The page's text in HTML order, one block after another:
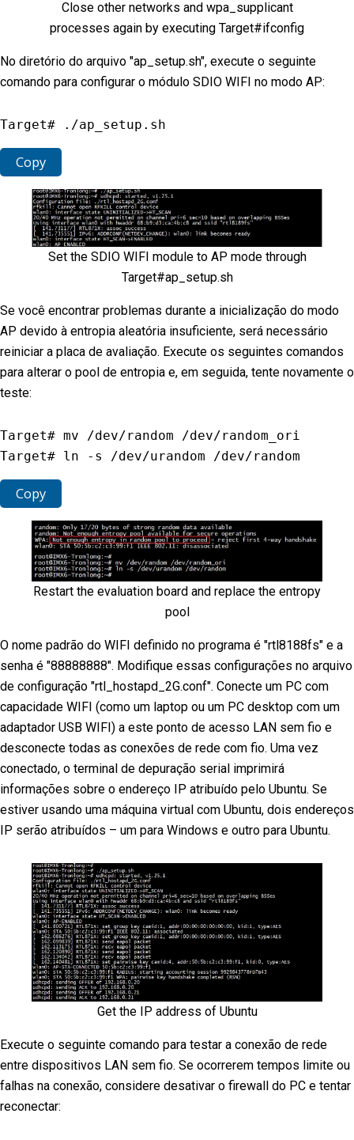
Close other networks and wpa_supplicant
processes again by executing Target#ifconfig
No diretório do arquivo "ap_setup.sh", execute o seguinte
comando para configurar o módulo SDIO WIFI no modo AP:
Target# . /ap_setup . sh
Copy
Set the SDIO WIFI module to AP mode through
Target#ap_setup.sh
Se você encontrar problemas durante a inicialização do modo
AP devido à entropia aleatória insuficiente, será necessário
reiniciar a placa de avaliação. Execute os seguintes comandos
para alterar o pool de entropia e, em seguida, tente novamente o
teste:
Target# mv /dev/random /dev/random_ori
Target# ln
- s /dev/urandom /dev/random
Copy
Restart the evaluation board and replace the entropy
pool
O nome padrão do WIFI definido no programa é "rtl8188fs" e a
senha é "88888888". Modifique essas configurações no arquivo
de configuração "rtl_hostapd_2G.conf". Conecte um PC com
capacidade WIFI (como um laptop ou um PC desktop com um
adaptador USB WIFI) a este ponto de acesso LAN sem fio e
desconecte todas as conexões de rede com fio. Uma vez
conectado, o terminal de depuração serial imprimirá
informações sobre o endereço IP atribuído pelo Ubuntu. Se
estiver usando uma máquina virtual com Ubuntu, dois endereços
IP serão atribuídos – um para Windows e outro para Ubuntu.
Get the IP address of Ubuntu
Execute o seguinte comando para testar a conexão de rede
entre dispositivos LAN sem fio. Se ocorrerem tempos limite ou
falhas na conexão, considere desativar o firewall do PC e tentar
reconectar: